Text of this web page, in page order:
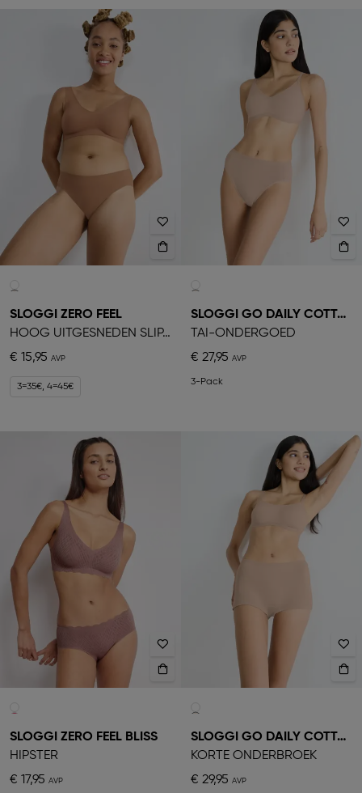
SLOGGI ZERO FEEL
HOOG UITGESNEDEN SLIPJE
€ 15,95
3=35€, 4=45€
SLOGGI GO DAILY COTTON
TAI-ONDERGOED
€ 27,95
3-Pack
SLOGGI ZERO FEEL BLISS
HIPSTER
€ 17,95
SLOGGI GO DAILY COTTON
KORTE ONDERBROEK
€ 29,95